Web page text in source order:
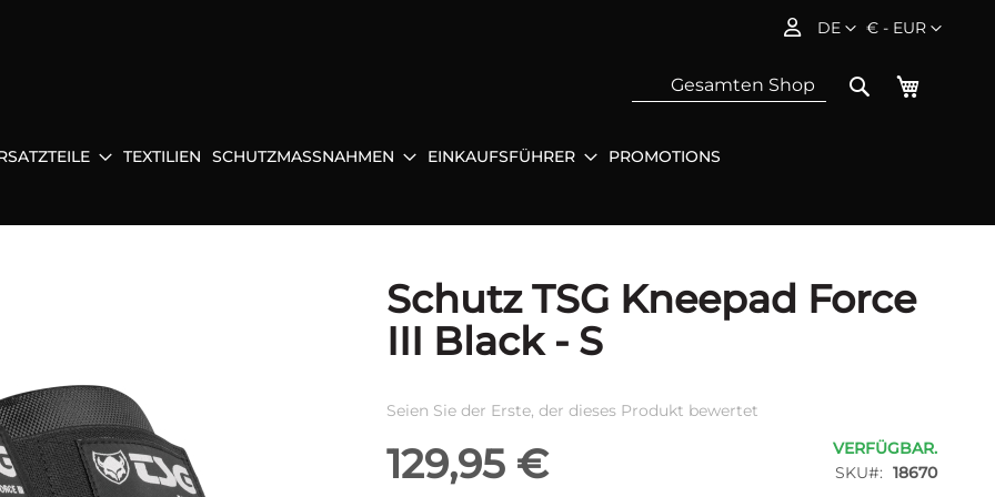
Währung
€ - EUR
Sprache
DE
Mein
Search
TEXTILIEN SCHUTZMASSNAHMEN EINKAUFSFÜHRER PROMOTIONS
Schutz TSG Kneepad Force
III Black - S
Seien Sie der Erste, der dieses Produkt bewertet
129,95 €
VERFÜGBAR.
SKU
18670